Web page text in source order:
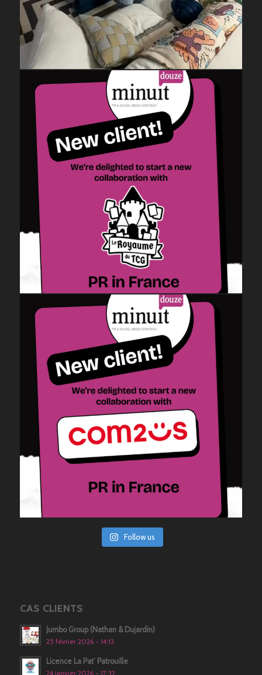
Follow us
CAS CLIENTS
Jumbo Group (Nathan & Dujardin)
25 février 2026 - 14:13
Licence La Pat’ Patrouille
24 janvier 2026 - 17:32